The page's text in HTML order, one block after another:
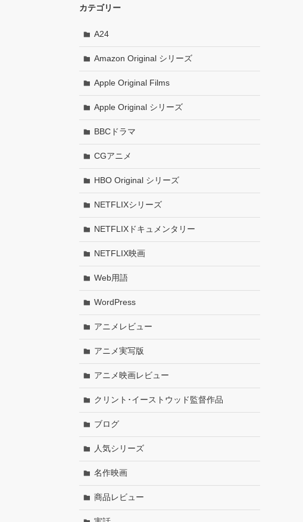
カテゴリー
A24
Amazon Original シリーズ
Apple Original Films
Apple Original シリーズ
BBCドラマ
CGアニメ
HBO Original シリーズ
NETFLIXシリーズ
NETFLIXドキュメンタリー
NETFLIX映画
Web用語
WordPress
アニメレビュー
アニメ実写版
アニメ映画レビュー
クリント･イーストウッド監督作品
ブログ
人気シリーズ
名作映画
商品レビュー